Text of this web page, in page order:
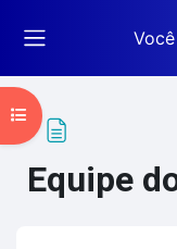
Equipe
Abrir índice do curso